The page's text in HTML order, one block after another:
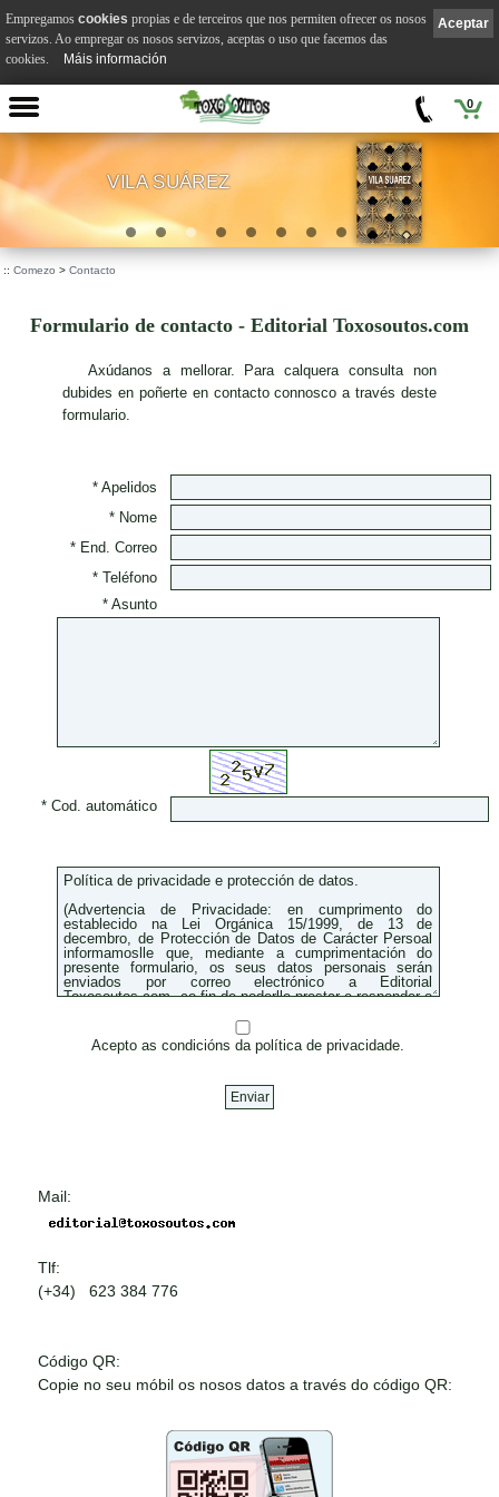
0
VILA SUÁREZ
:: Comezo > Contacto
Formulario de contacto - Editorial Toxosoutos.com
Axúdanos a mellorar. Para calquera consulta non
dubides en poñerte en contacto connosco a través deste
formulario.
* Apelidos
* Nome
* End. Correo
* Teléfono
* Asunto
* Cod. automático
Acepto as condicións da política de privacidade.
Mail:
Tlf:
(+34) 623 384 776
Código QR:
Copie no seu móbil os nosos datos a través do código QR:
Aceptar
Empregamos cookies propias e de terceiros que nos permiten ofrecer os nosos
servizos. Ao empregar os nosos servizos, aceptas o uso que facemos das
cookies.
Máis información